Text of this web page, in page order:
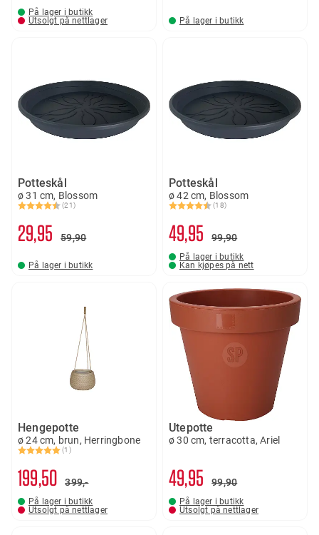
På lager i butikk
Utsolgt på nettlager
På lager i butikk
Potteskål
ø 31 cm, Blossom
Karakter:
(21)
4.8 av 5 mulige
29 95 59 90
På lager i butikk
Potteskål
ø 42 cm, Blossom
Karakter:
(18)
4.6 av 5 mulige
49 95 99 90
På lager i butikk
Kan kjøpes på nett
Hengepotte
ø 24 cm, brun, Herringbone
Karakter:
(1)
5.0 av 5 mulige
19950 399,-
På lager i butikk
Utsolgt på nettlager
Utepotte
ø 30 cm, terracotta, Ariel
49 95 99 90
På lager i butikk
Utsolgt på nettlager